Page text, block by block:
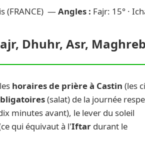
(FRANCE) — Angles : Fajr: 15° ·
Dhuhr, Asr,
horaires de prière à Castin (les
(salat) de la journée
minutes avant), le lever du soleil
qui équivaut à l'Iftar durant le